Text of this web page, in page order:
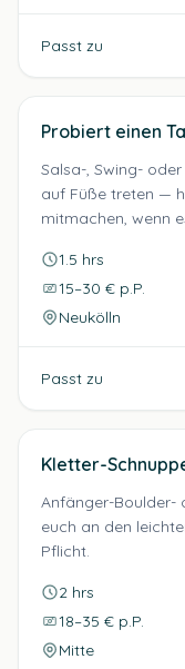
Passt zu
Probiert einen
Salsa-, Swing-
auf Füße treten —
mitmachen, wenn
1.5 hrs
15–30 € p.P.
Neukölln
Passt zu
Kletter-
Anfänger-Boulder-
euch an den
Pflicht.
2 hrs
18–35 € p.P.
Mitte